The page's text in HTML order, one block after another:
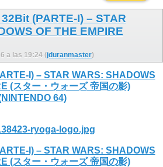
(PARTE-I) – STAR
OF THE EMPIRE
a las 19:24 (jduranmaster)
I) – STAR WARS: SHADOWS
(スター・ウォーズ 帝国の影)
64)
ryoga-logo.jpg
I) – STAR WARS: SHADOWS
(スター・ウォーズ 帝国の影)